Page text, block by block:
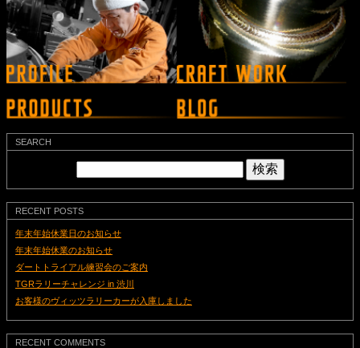
SEARCH
検
索:
RECENT POSTS
年末年始休業日のお知らせ
年末年始休業のお知らせ
ダートトライアル練習会のご案内
TGRラリーチャレンジ in 渋川
お客様のヴィッツラリーカーが入庫しました
RECENT COMMENTS